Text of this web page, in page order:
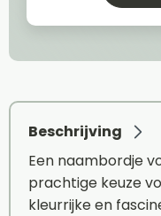
Beschrijving
Een naambordje
prachtige keuze
kleurrijke en